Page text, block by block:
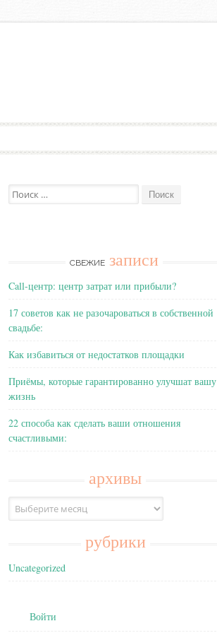
Поиск:
СВЕЖИЕ записи
Call-центр: центр затрат или прибыли?
17 советов как не разочароваться в собственной
свадьбе:
Как избавиться от недостатков площадки
Приёмы, которые гарантированно улучшат вашу
жизнь
22 способа как сделать ваши отношения
счастливыми:
архивы
Архивы
рубрики
Uncategorized
Войти